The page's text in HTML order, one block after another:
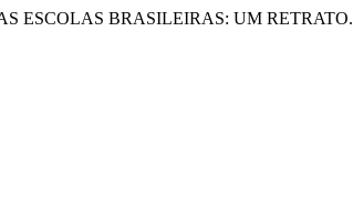
ESCOLAS BRASILEIRAS: UM RETRATO.